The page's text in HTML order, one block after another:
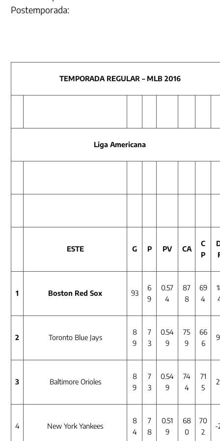
Postemporada:
TEMPORADA REGULAR – MLB 2016
Liga Americana
ESTE G P PV CA
C
P
1 Boston Red Sox 93
6
9
0.57
4
87
8
69
4
2 Toronto Blue Jays
8
9
7
3
0.54
9
75
9
66
6
3 Baltimore Orioles
8
9
7
3
0.54
9
74
4
71
5
4 New York Yankees
8
4
7
8
0.51
9
68
0
70
2
-